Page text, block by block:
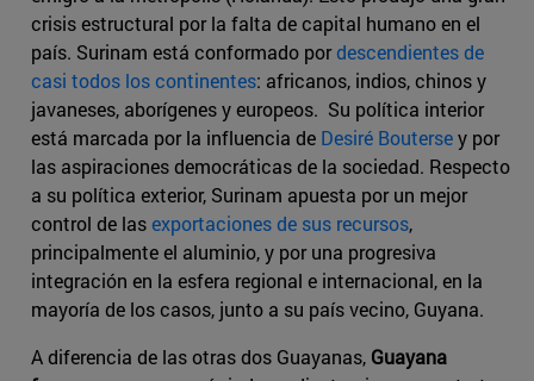
crisis estructural por la falta de capital humano en el
país. Surinam está conformado pordescendientes de
casi todos los continentes: africanos, indios, chinos y
javaneses, aborígenes y europeos. Su política interior
está marcada por la influencia de Desiré Boutersey por
las aspiraciones democráticas de la sociedad. Respecto
a su política exterior, Surinam apuesta por un mejor
control de lasexportaciones de sus recursos,
principalmente el aluminio, y por una progresiva
integración en la esfera regional e internacional, en la
mayoría de los casos, junto a su país vecino, Guyana.
A diferencia de las otras dos Guayanas, Guayana